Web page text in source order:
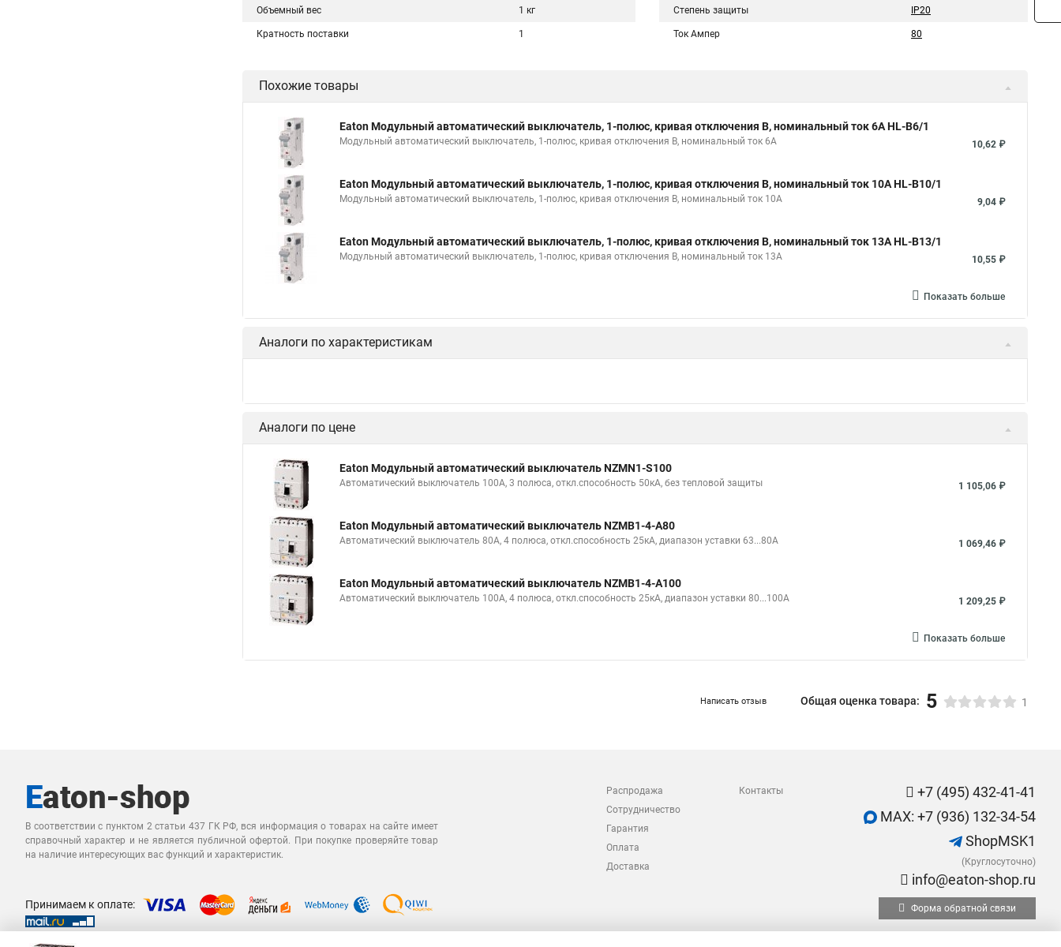
Объемный вес 1 кг
Кратность поставки 1
Степень защиты IP20
Ток Ампер 80
Похожие товары
Eaton Модульный автоматический выключатель, 1-полюс, кривая отключения B, номинальный ток 6А HL-B6/1
Модульный автоматический выключатель, 1-полюс, кривая отключения B, номинальный ток 6А 10,62 ₽
Eaton Модульный автоматический выключатель, 1-полюс, кривая отключения B, номинальный ток 10А HL-B10/1
Модульный автоматический выключатель, 1-полюс, кривая отключения B, номинальный ток 10А 9,04 ₽
Eaton Модульный автоматический выключатель, 1-полюс, кривая отключения B, номинальный ток 13А HL-B13/1
Модульный автоматический выключатель, 1-полюс, кривая отключения B, номинальный ток 13А 10,55 ₽
Показать больше
Аналоги по характеристикам
Аналоги по цене
Eaton Модульный автоматический выключатель NZMN1-S100
Автоматический выключатель 100А, 3 полюса, откл.способность 50кА, без тепловой защиты 1 105,06 ₽
Eaton Модульный автоматический выключатель NZMB1-4-A80
Автоматический выключатель 80А, 4 полюса, откл.способность 25кА, диапазон уставки 63...80А 1 069,46 ₽
Eaton Модульный автоматический выключатель NZMB1-4-A100
Автоматический выключатель 100А, 4 полюса, откл.способность 25кА, диапазон уставки 80...100А 1 209,25 ₽
Показать больше
Написать отзыв Общая оценка товара: 5 1
В соответствии с пунктом 2 статьи 437 ГК РФ, вся информация о товарах на сайте имеет
справочный характер и не является публичной офертой. При покупке проверяйте товар
на наличие интересующих вас функций и характеристик.
Распродажа
Сотрудничество
Гарантия
Оплата
Доставка
Контакты
+7 (495) 432-41-41
MAX: +7 (936) 132-34-54
ShopMSK1
(Круглосуточно)
info@eaton-shop.ru
Принимаем к оплате: Форма обратной связи